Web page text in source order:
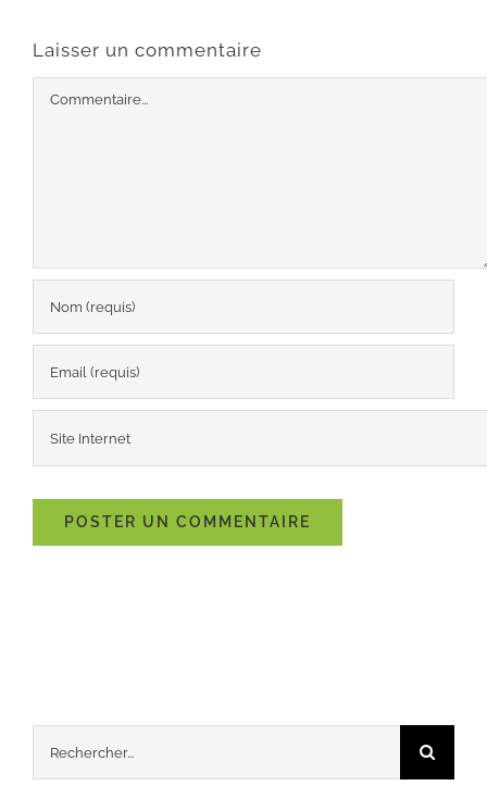
Laisser un commentaire
Commentaire
Rechercher: